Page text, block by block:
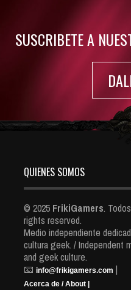
SUSCRIBETE A
QUIENES SOMOS
© 2025 FrikiGamers.
rights reserved.
Medio independiente
cultura geek. / Independent
and geek culture.
📧 info@frikigamers.com |
Acerca de / About |